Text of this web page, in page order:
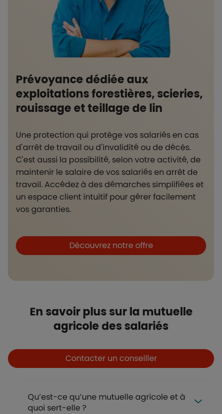
Prévoyance dédiée aux
exploitations forestières, scieries,
rouissage et teillage de lin
Une protection qui protège vos salariés en cas
d'arrêt de travail ou d'invalidité ou de décès.
C'est aussi la possibilité, selon votre activité, de
maintenir le salaire de vos salariés en arrêt de
travail. Accédez à des démarches simplifiées et
un espace client intuitif pour gérer facilement
vos garanties.
Boutons et liensDécouvrez notre offre
En savoir plus sur la mutuelle
agricole des salariés
Boutons et liensContacter un conseiller
Qu’est-ce qu’une mutuelle agricole et à
quoi sert-elle ?